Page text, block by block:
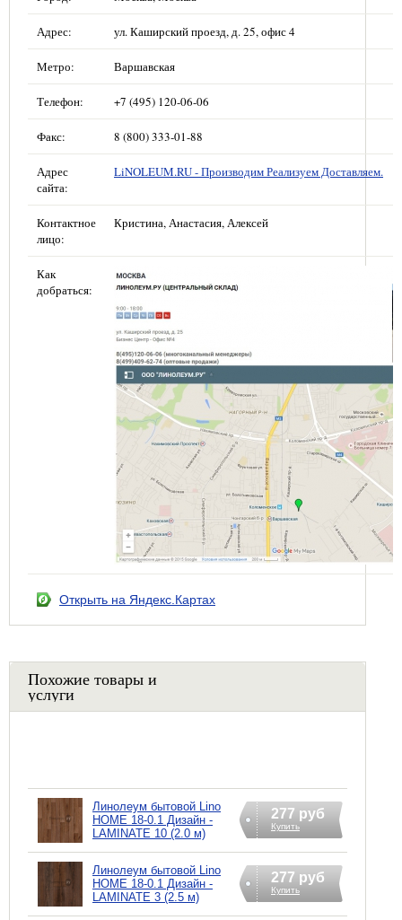
Адрес: ул. Каширский проезд, д. 25, офис 4
Метро: Варшавская
Телефон: +7 (495) 120-06-06
Факс: 8 (800) 333-01-88
Адрес
сайта:
LiNOLEUM.RU - Производим Реализуем Доставляем.
Контактное
лицо:
Кристина, Анастасия, Алексей
Как
добраться:
Открыть на Яндекс.Картах
Похожие товары и
услуги
Линолеум бытовой Lino
HOME 18-0.1 Дизайн -
LAMINATE 10 (2.0 м)
277 руб
Купить
Линолеум бытовой Lino
HOME 18-0.1 Дизайн -
LAMINATE 3 (2.5 м)
277 руб
Купить